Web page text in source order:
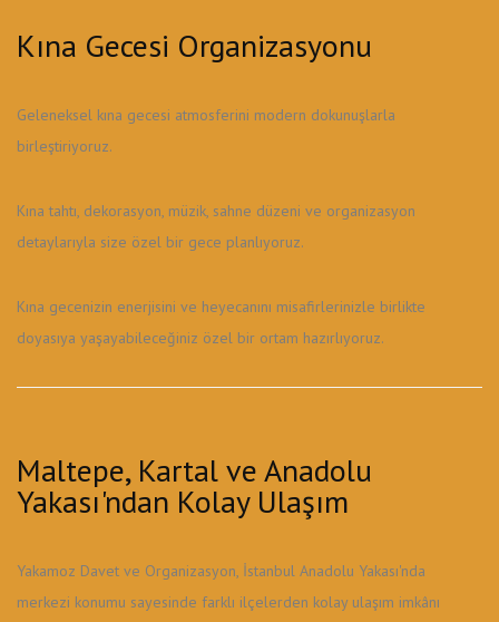
Kına Gecesi Organizasyonu
Geleneksel kına gecesi atmosferini modern dokunuşlarla
birleştiriyoruz.
Kına tahtı, dekorasyon, müzik, sahne düzeni ve organizasyon
detaylarıyla size özel bir gece planlıyoruz.
Kına gecenizin enerjisini ve heyecanını misafirlerinizle birlikte
doyasıya yaşayabileceğiniz özel bir ortam hazırlıyoruz.
Maltepe, Kartal ve Anadolu
Yakası'ndan Kolay Ulaşım
Yakamoz Davet ve Organizasyon, İstanbul Anadolu Yakası'nda
merkezi konumu sayesinde farklı ilçelerden kolay ulaşım imkânı